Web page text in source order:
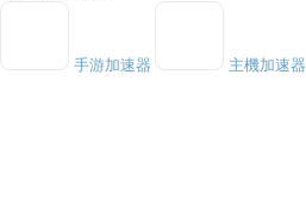
手游加速器 主機加速器